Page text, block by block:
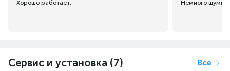
обычных лампочек и подарят вашей кухне
Хорошо работает.
Немного
Сервис и установка (7) Все